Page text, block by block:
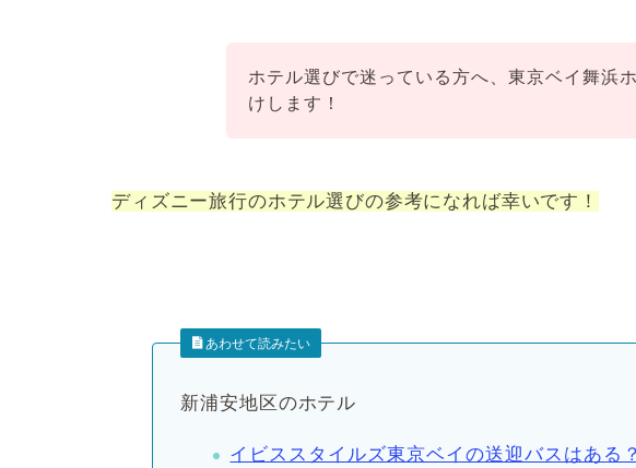
ホテル選びで迷っている方へ、東京ベイ舞浜
けします！
ディズニー旅行のホテル選びの参考になれば幸いです！
あわせて読みたい
新浦安地区のホテル
イビススタイルズ東京ベイの送迎バスはある